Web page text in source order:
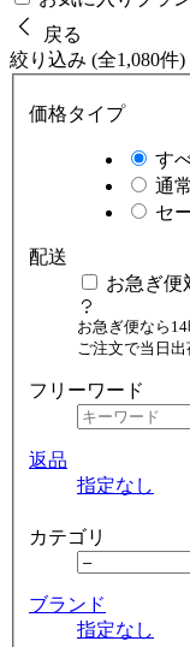
戻る
絞り込み (全1,080件)
価格タイプ
す
通
セ
配送
お急ぎ便
お急ぎ便なら
ご注文で当日出
フリーワード
返品
指定なし
カテゴリ
ブランド
指定なし